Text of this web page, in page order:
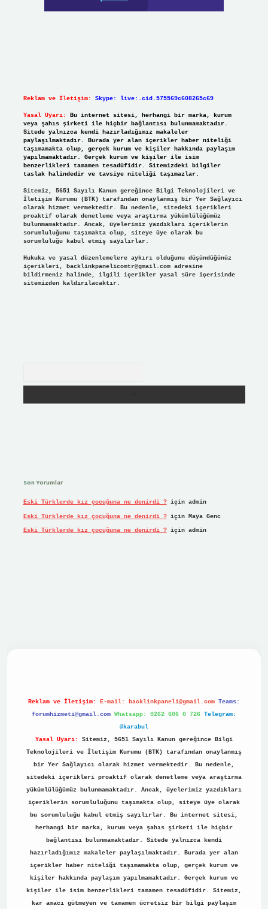
Reklam ve İletişim: Skype: live:.cid.575569c608265c69
Yasal Uyarı:
Bu internet sitesi, herhangi bir marka, kurum
veya şahıs şirketi ile hiçbir bağlantısı bulunmamaktadır.
Sitede yalnızca kendi hazırladığımız makaleler
paylaşılmaktadır. Burada yer alan içerikler haber niteliği
taşımamakta olup, gerçek kurum ve kişiler hakkında paylaşım
yapılmamaktadır. Gerçek kurum ve kişiler ile isim
benzerlikleri tamamen tesadüfidir. Sitemizdeki bilgiler
taslak halindedir ve tavsiye niteliği taşımazlar.
Sitemiz, 5651 Sayılı Kanun gereğince Bilgi Teknolojileri ve
İletişim Kurumu (BTK) tarafından onaylanmış bir Yer Sağlayıcı
olarak hizmet vermektedir. Bu nedenle, sitedeki içerikleri
proaktif olarak denetleme veya araştırma yükümlülüğümüz
bulunmamaktadır. Ancak, üyelerimiz yazdıkları içeriklerin
sorumluluğunu taşımakta olup, siteye üye olarak bu
sorumluluğu kabul etmiş sayılırlar.
Hukuka ve yasal düzenlemelere aykırı olduğunu düşündüğünüz
içerikleri, backlinkpanelicomtr@gmail.comadresine
bildirmeniz halinde, ilgili içerikler yasal süre içerisinde
sitemizden kaldırılacaktır.
Son Yorumlar
Eski Türklerde kız çocuğuna ne denirdi ?için admin
Eski Türklerde kız çocuğuna ne denirdi ?için Maya Genc
Eski Türklerde kız çocuğuna ne denirdi ?için admin
Reklam ve İletişim: E-mail: backlinkpaneli@gmail.com Teams:
forumhizmeti@gmail.com Whatsapp: 0262 606 0 726 Telegram:
@karabul
Yasal Uyarı:
Sitemiz, 5651 Sayılı Kanun gereğince Bilgi
Teknolojileri ve İletişim Kurumu (BTK) tarafından onaylanmış
bir Yer Sağlayıcı olarak hizmet vermektedir. Bu nedenle,
sitedeki içerikleri proaktif olarak denetleme veya araştırma
yükümlülüğümüz bulunmamaktadır. Ancak, üyelerimiz yazdıkları
içeriklerin sorumluluğunu taşımakta olup, siteye üye olarak
bu sorumluluğu kabul etmiş sayılırlar. Bu internet sitesi,
herhangi bir marka, kurum veya şahıs şirketi ile hiçbir
bağlantısı bulunmamaktadır. Sitede yalnızca kendi
hazırladığımız makaleler paylaşılmaktadır. Burada yer alan
içerikler haber niteliği taşımamakta olup, gerçek kurum ve
kişiler hakkında paylaşım yapılmamaktadır. Gerçek kurum ve
kişiler ile isim benzerlikleri tamamen tesadüfidir. Sitemiz,
kar amacı gütmeyen ve tamamen ücretsiz bir bilgi paylaşım